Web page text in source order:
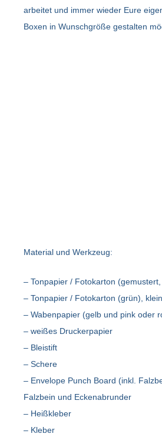
arbeitet und immer wieder Eure
Boxen in Wunschgröße gestalten
Material und Werkzeug:
– Tonpapier / Fotokarton
– Tonpapier / Fotokarton (grün),
– Wabenpapier (gelb und pink oder
– weißes Druckerpapier
– Bleistift
– Schere
– Envelope Punch Board (inkl.
Falzbein und Eckenabrunder
– Heißkleber
– Kleber